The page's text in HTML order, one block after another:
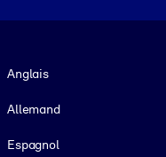
Anglais
Allemand
Espagnol